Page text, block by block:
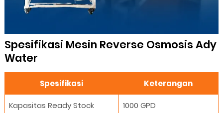
Spesifikasi Mesin Reverse Osmosis Ady
Water
Spesifikasi Keterangan
Kapasitas Ready Stock
1000 GPD